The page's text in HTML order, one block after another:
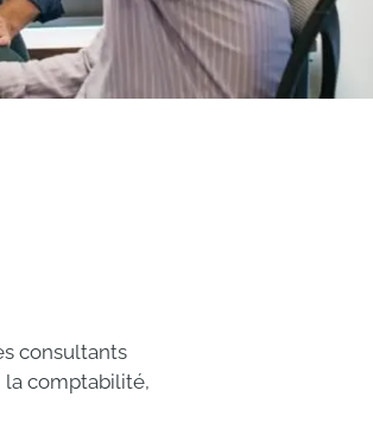
consultants
la comptabilité,